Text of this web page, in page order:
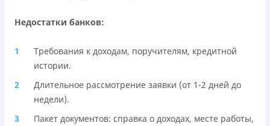
Недостатки банков:
Требования к доходам, поручителям, кредитной
истории.
Длительное рассмотрение заявки (от 1-2 дней до
недели).
Пакет документов: справка о доходах, месте работы,